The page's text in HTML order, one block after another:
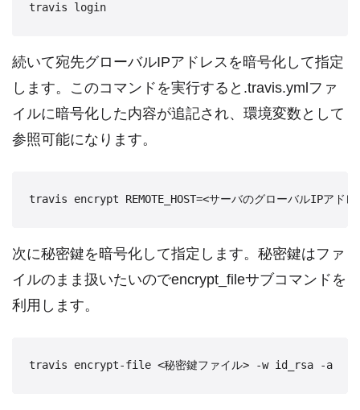
travis login
続いて宛先グローバルIPアドレスを暗号化して指定
します。このコマンドを実行すると.travis.ymlファ
イルに暗号化した内容が追記され、環境変数として
参照可能になります。
travis encrypt REMOTE_HOST=<サーバのグローバルIPアド
次に秘密鍵を暗号化して指定します。秘密鍵はファ
イルのまま扱いたいのでencrypt_fileサブコマンドを
利用します。
travis encrypt-file <秘密鍵ファイル> -w id_rsa -a